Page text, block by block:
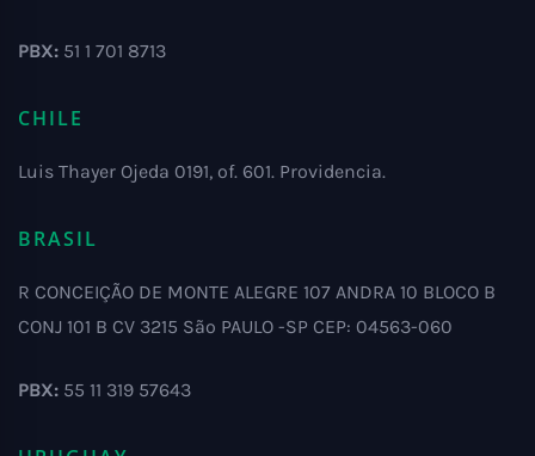
PBX: 51 1 701 8713
CHILE
Luis Thayer Ojeda 0191, of. 601. Providencia.
BRASIL
R CONCEIÇÃO DE MONTE ALEGRE 107 ANDRA 10 BLOCO B
CONJ 101 B CV 3215 São PAULO -SP CEP: 04563-060
PBX: 55 11 319 57643